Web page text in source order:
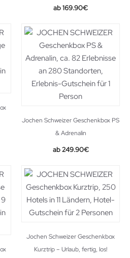
169.90€
Jochen Schweizer Geschenkbox PS
& Adrenalin
249.90€
Jochen Schweizer Geschenkbox
Kurztrip – Urlaub, fertig, los!